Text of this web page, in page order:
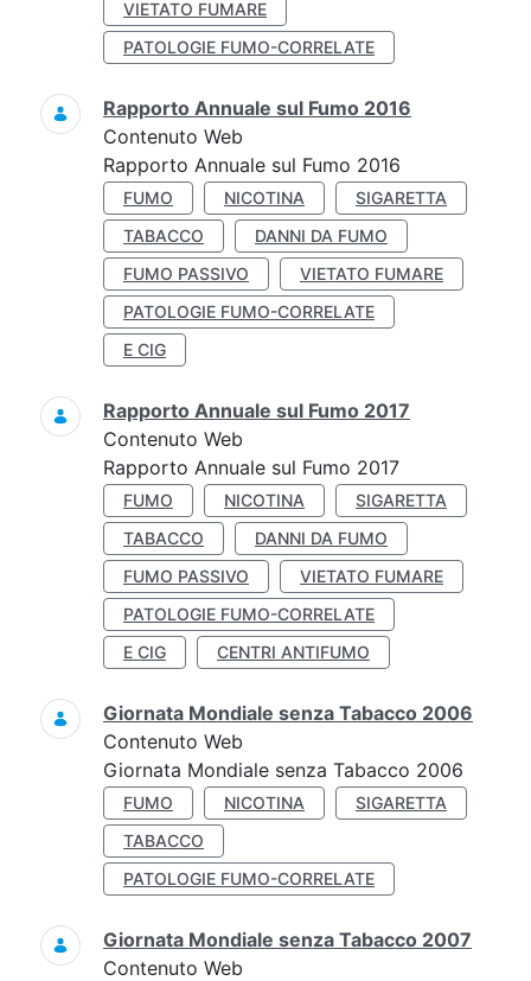
VIETATO FUMARE
PATOLOGIE FUMO-CORRELATE
Rapporto Annuale sul Fumo 2016
Contenuto Web
Rapporto Annuale sul Fumo 2016
FUMO NICOTINA
SIGARETTA
TABACCO
DANNI DA FUMO
FUMO PASSIVO
VIETATO FUMARE
PATOLOGIE FUMO-CORRELATE
E CIG
Rapporto Annuale sul Fumo 2017
Contenuto Web
Rapporto Annuale sul Fumo 2017
FUMO NICOTINA
SIGARETTA
TABACCO
DANNI DA FUMO
FUMO PASSIVO
VIETATO FUMARE
PATOLOGIE FUMO-CORRELATE
E CIG
CENTRI ANTIFUMO
Giornata Mondiale senza Tabacco 2006
Contenuto Web
Giornata Mondiale senza Tabacco 2006
FUMO NICOTINA
SIGARETTA
TABACCO
PATOLOGIE FUMO-CORRELATE
Giornata Mondiale senza Tabacco 2007
Contenuto Web